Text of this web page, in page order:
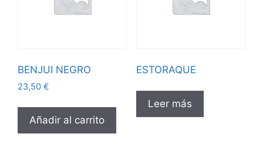
BENJUI NEGRO
23,50 €
Añadir al carrito
ESTORAQUE
Leer más